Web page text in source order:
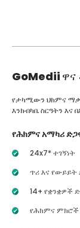
GoMedii ዋና
የታካሚውን ህክምና
እንክብካቤ ስርዓትን እና
የሕክምና አማካሪ
24x7* ተገኝነት
ጥሪ እና የውይይት
14+ የቋንቋዎች
የሕክምና ምክሮች